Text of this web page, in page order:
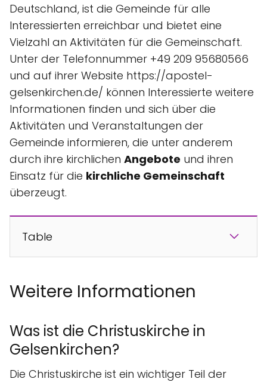
Deutschland, ist die Gemeinde für alle
Interessierten erreichbar und bietet eine
Vielzahl an Aktivitäten für die Gemeinschaft.
Unter der Telefonnummer +49 209 95680566
und auf ihrer Website https://apostel-
gelsenkirchen.de/ können Interessierte weitere
Informationen finden und sich über die
Aktivitäten und Veranstaltungen der
Gemeinde informieren, die unter anderem
durch ihre kirchlichen Angebote und ihren
Einsatz für die kirchliche Gemeinschaft
überzeugt.
Table
Weitere Informationen
Was ist die Christuskirche in
Gelsenkirchen?
Die Christuskirche ist ein wichtiger Teil der